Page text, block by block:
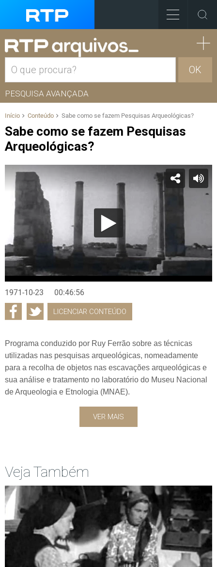
OK
PESQUISA AVANÇADA
Início Conteúdo Sabe como se fazem Pesquisas Arqueológicas?
Sabe como se fazem Pesquisas
Arqueológicas?
1971-10-23 00:46:56
LICENCIAR CONTEÚDO
Programa conduzido por Ruy Ferrão sobre as técnicas
utilizadas nas pesquisas arqueológicas, nomeadamente
para a recolha de objetos nas escavações arqueológicas e
sua análise e tratamento no laboratório do Museu Nacional
de Arqueologia e Etnologia (MNAE).
VER MAIS
Veja Também